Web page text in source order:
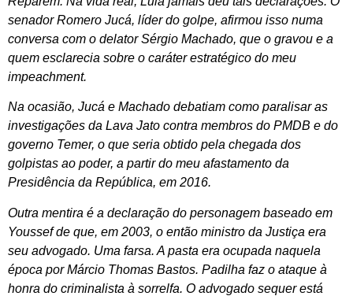
senador Romero Jucá, líder do golpe, afirmou isso numa
conversa com o delator Sérgio Machado, que o gravou e a
quem esclarecia sobre o caráter estratégico do meu
impeachment.
Na ocasião, Jucá e Machado debatiam como paralisar as
investigações da Lava Jato contra membros do PMDB e do
governo Temer, o que seria obtido pela chegada dos
golpistas ao poder, a partir do meu afastamento da
Presidência da República, em 2016.
Outra mentira é a declaração do personagem baseado em
Youssef de que, em 2003, o então ministro da Justiça era
seu advogado. Uma farsa. A pasta era ocupada naquela
época por Márcio Thomas Bastos. Padilha faz o ataque à
honra do criminalista à sorrelfa. O advogado sequer está